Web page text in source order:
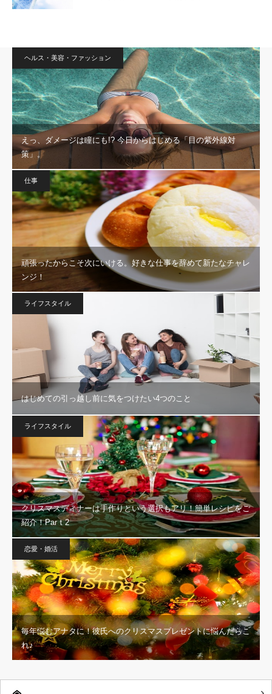
ヘルス・美容・ファッション
えっ、ダメージは瞳にも!? 今日からはじめる「目の紫外線対
策」。
仕事
頑張ったからこそ次にいける。好きな仕事を辞めて新たなチャレ
ンジ！
ライフスタイル
はじめての引っ越し前に気をつけたい4つのこと
ライフスタイル
クリスマスディナーは手作りという選択もアリ！簡単レシピをご
紹介！Parｔ2
恋愛・婚活
毎年悩むアナタに！彼氏へのクリスマスプレゼントに悩んだらこ
れ♪